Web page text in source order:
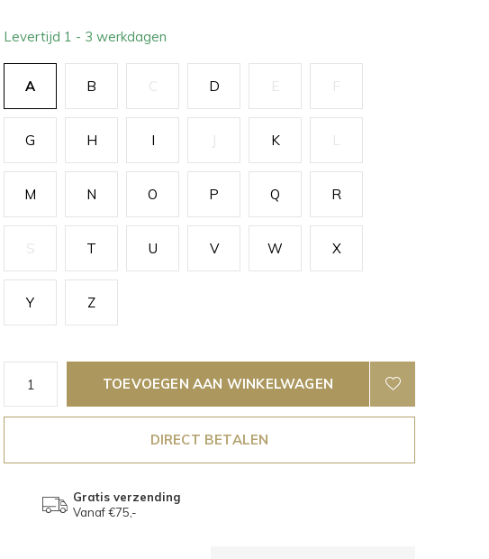
Levertijd 1 - 3 werkdagen
A B C D E F
G H I J K L
M N O P Q R
S T U V W X
Y Z
TOEVOEGEN AAN WINKELWAGEN
DIRECT BETALEN
Gratis verzending
Vanaf €75,-